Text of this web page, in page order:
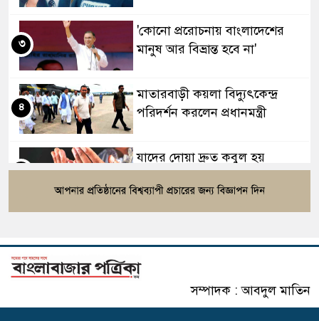
'কোনো প্ররোচনায় বাংলাদেশের
মানুষ আর বিভ্রান্ত হবে না'
৩
মাতারবাড়ী কয়লা বিদ্যুৎকেন্দ্র
পরিদর্শন করলেন প্রধানমন্ত্রী
৪
যাদের দোয়া দ্রুত কবুল হয়
৫
রাষ্ট্রপতি পদে জামায়াত জোটের
সম্পাদক : আবদুল মাতিন